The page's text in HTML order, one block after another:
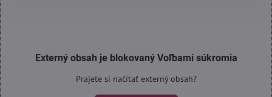
Externý obsah je blokovaný Voľbami súkromia
Prajete si načítať externý obsah?